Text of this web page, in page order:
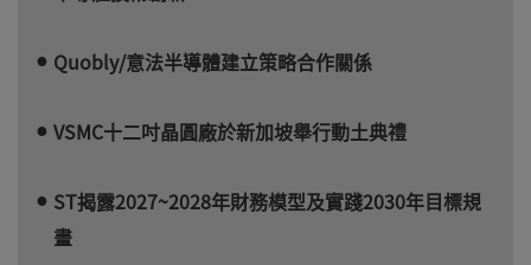
Quobly/意法半導體建立策略合作關係
VSMC十二吋晶圓廠於新加坡舉行動土典禮
ST揭露2027~2028年財務模型及實踐2030年目標規
畫